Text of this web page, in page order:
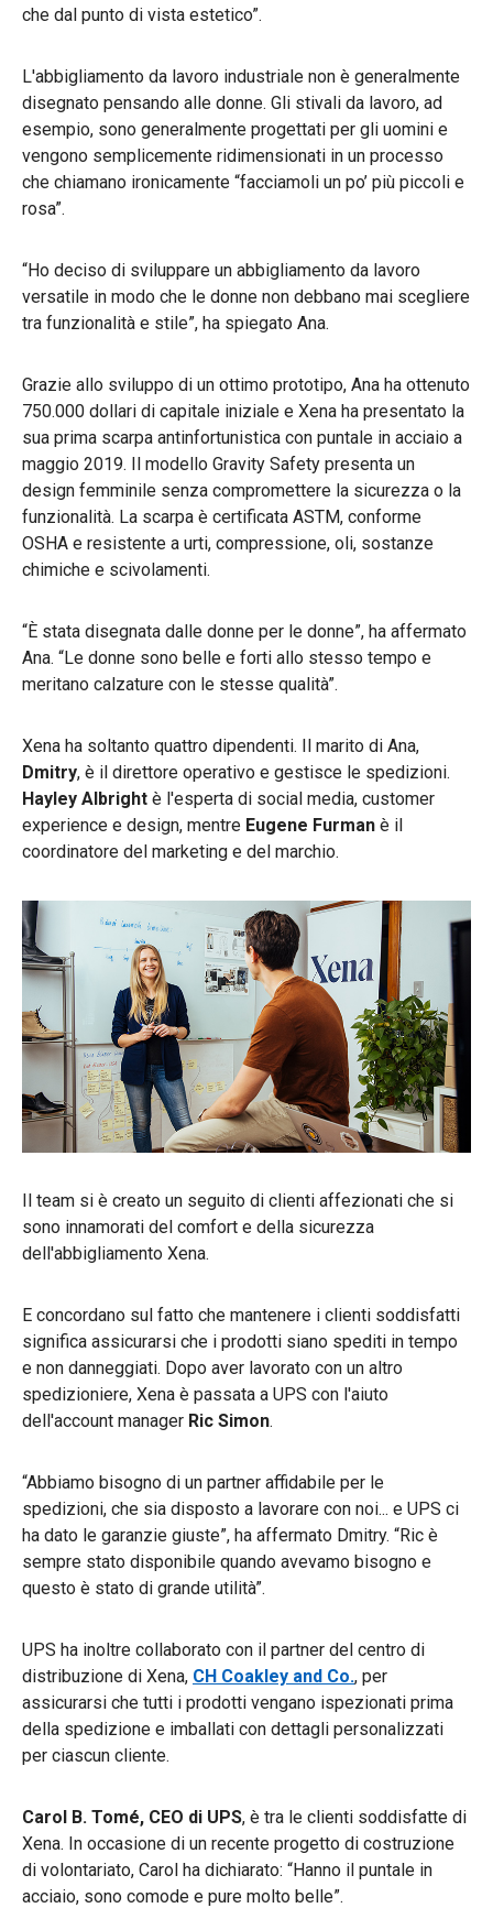
che dal punto di vista estetico”.
L'abbigliamento da lavoro industriale non è generalmente
disegnato pensando alle donne. Gli stivali da lavoro, ad
esempio, sono generalmente progettati per gli uomini e
vengono semplicemente ridimensionati in un processo
che chiamano ironicamente “facciamoli un po’ più piccoli e
rosa”.
“Ho deciso di sviluppare un abbigliamento da lavoro
versatile in modo che le donne non debbano mai scegliere
tra funzionalità e stile”, ha spiegato Ana.
Grazie allo sviluppo di un ottimo prototipo, Ana ha ottenuto
750.000 dollari di capitale iniziale e Xena ha presentato la
sua prima scarpa antinfortunistica con puntale in acciaio a
maggio 2019. Il modello Gravity Safety presenta un
design femminile senza compromettere la sicurezza o la
funzionalità. La scarpa è certificata ASTM, conforme
OSHA e resistente a urti, compressione, oli, sostanze
chimiche e scivolamenti.
“È stata disegnata dalle donne per le donne”, ha affermato
Ana. “Le donne sono belle e forti allo stesso tempo e
meritano calzature con le stesse qualità”.
Xena ha soltanto quattro dipendenti. Il marito di Ana,
Dmitry, è il direttore operativo e gestisce le spedizioni.
Hayley Albright è l'esperta di social media, customer
experience e design, mentre Eugene Furman è il
coordinatore del marketing e del marchio.
Il team si è creato un seguito di clienti affezionati che si
sono innamorati del comfort e della sicurezza
dell'abbigliamento Xena.
E concordano sul fatto che mantenere i clienti soddisfatti
significa assicurarsi che i prodotti siano spediti in tempo
e non danneggiati. Dopo aver lavorato con un altro
spedizioniere, Xena è passata a UPS con l'aiuto
dell'account manager Ric Simon.
“Abbiamo bisogno di un partner affidabile per le
spedizioni, che sia disposto a lavorare con noi... e UPS ci
ha dato le garanzie giuste”, ha affermato Dmitry. “Ric è
sempre stato disponibile quando avevamo bisogno e
questo è stato di grande utilità”.
UPS ha inoltre collaborato con il partner del centro di
distribuzione di Xena, CH Coakley and Co., per
assicurarsi che tutti i prodotti vengano ispezionati prima
della spedizione e imballati con dettagli personalizzati
per ciascun cliente.
Carol B. Tomé, CEO di UPS, è tra le clienti soddisfatte di
Xena. In occasione di un recente progetto di costruzione
di volontariato, Carol ha dichiarato: “Hanno il puntale in
acciaio, sono comode e pure molto belle”.